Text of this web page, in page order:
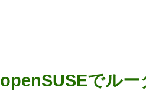
openSUSEでル